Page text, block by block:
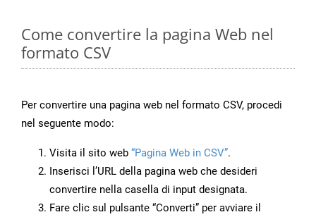
Come convertire la pagina Web nel
formato CSV
Per convertire una pagina web nel formato CSV, procedi
nel seguente modo:
Visita il sito web “Pagina Web in CSV”.
Inserisci l’URL della pagina web che desideri
convertire nella casella di input designata.
Fare clic sul pulsante “Converti” per avviare il